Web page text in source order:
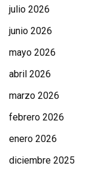
julio 2026
junio 2026
mayo 2026
abril 2026
marzo 2026
febrero 2026
enero 2026
diciembre 2025